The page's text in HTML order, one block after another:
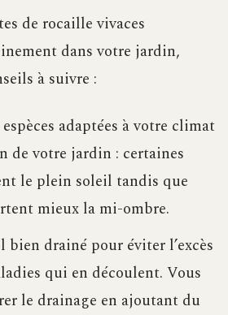
de rocaille vivaces
dans votre jardin,
à suivre :
adaptées à votre climat
de votre jardin : certaines
le plein soleil tandis que
mieux la mi-ombre.
bien drainé pour éviter l’excès
qui en découlent. Vous
le drainage en ajoutant du